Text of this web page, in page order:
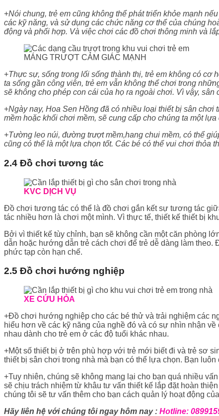
+Nói chung, trẻ em cũng không thể phát triển khỏe mạnh
các kỹ năng, và sử dụng các chức năng cơ thể của chúng
động và phối hợp. Và việc chơi các đồ chơi thông minh và
MÁNG TRƯỢT CẢM GIÁC MẠNH
+Thực sự, sống trong lối sống thành thị, trẻ em không có
ta sống gần công viên, trẻ em vẫn không thể chơi trong
sẽ không cho phép con cái của họ ra ngoài chơi. Vì vậy,
+Ngày nay, Hoa Sen Hồng đã có nhiều loại thiết bị sân
mềm hoặc khối chơi mềm, sẽ cung cấp cho chúng ta một
+Tường leo núi, đường trượt mềm,hang chui mềm, có thể
cũng có thể là một lựa chọn tốt. Các bé có thể vui chơi thỏa
2.4 Đồ chơi tương tác
KVC DỊCH VỤ
Đồ chơi tương tác có thể là đồ chơi gắn kết sự tương tác
tác nhiều hơn là chơi một mình. Vì thực tế, thiết kế thiết bị
Bởi vì thiết kế tùy chỉnh, bạn sẽ không cần một căn phòng
dẫn hoặc hướng dẫn trẻ cách chơi để trẻ dễ dàng làm
phức tạp còn hạn chế.
2.5 Đồ chơi hướng nghiệp
XE CỨU HỎA
+Đồ chơi hướng nghiệp cho các bé thử và trải nghiệm các
hiểu hơn về các kỹ năng của nghề đó và có sự nhìn nhận
nhau dành cho trẻ em ở các độ tuổi khác nhau.
+Một số thiết bị ở trên phù hợp với trẻ mới biết đi và trẻ sơ
thiết bị sân chơi trong nhà mà bạn có thể lựa chọn. Bạn
+Tuy nhiên, chúng sẽ không mang lại cho bạn quá nhiều
sẽ chịu trách nhiệm từ khâu tư vấn thiết kế lắp đặt hoàn
chúng tôi sẽ tư vấn thêm cho bạn cách quản lý hoạt động
Hãy liên hệ với chúng tôi ngay hôm nay : Hotline: